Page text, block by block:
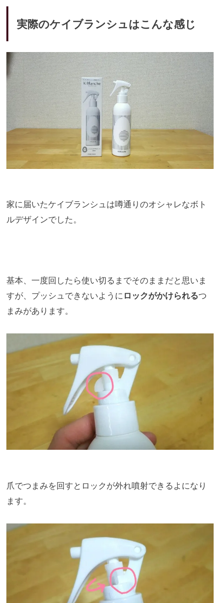
実際のケイブランシュはこんな感じ
家に届いたケイブランシュは噂通りのオシャレなボト
ルデザインでした。
基本、一度回したら使い切るまでそのままだと思いま
すが、 プッシュできないように ロックがかけられるつ
まみがあります。
爪でつまみを回すとロックが外れ噴射できるよになり
ます。